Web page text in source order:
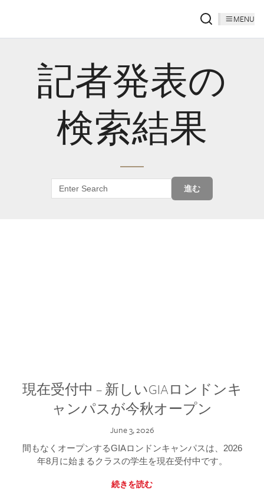
MENU
記者発表の
検索結果
進む
現在受付中 – 新しいGIAロンドンキ
ャンパスが今秋オープン
June 3, 2026
間もなくオープンするGIAロンドンキャンパスは、2026
年8月に始まるクラスの学生を現在受付中です。
続きを読む